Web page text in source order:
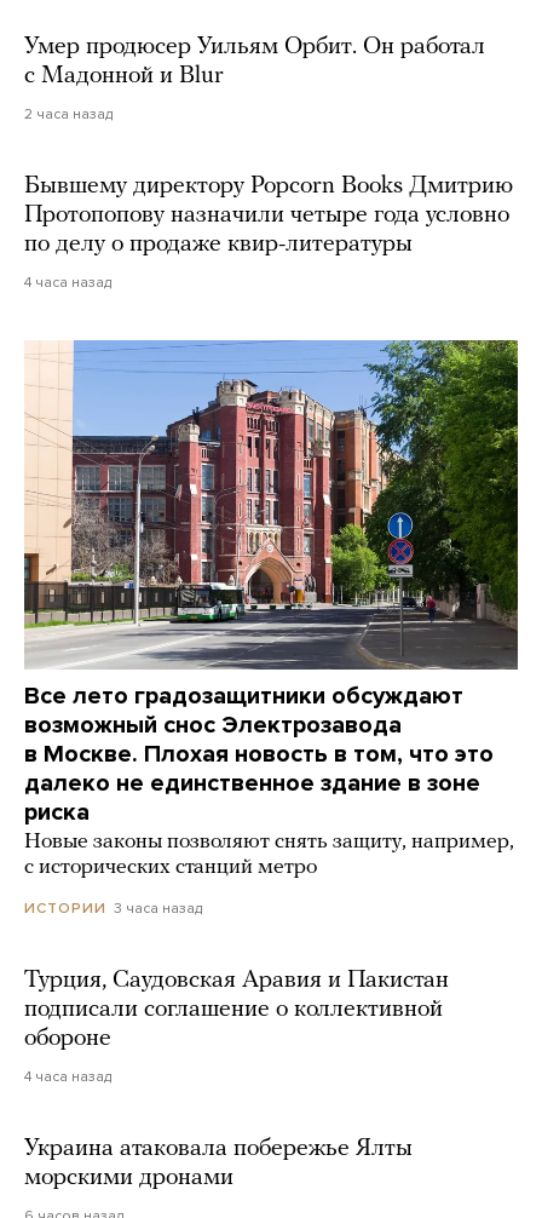
Умер продюсер Уильям Орбит. Он работал
с Мадонной и Blur
2 часа назад
Бывшему директору Popcorn Books Дмитрию
Протопопову назначили четыре года условно
по делу о продаже квир-литературы
4 часа назад
Все лето градозащитники обсуждают
возможный снос Электрозавода
в Москве. Плохая новость в том, что это
далеко не единственное здание в зоне
риска
Новые законы позволяют снять защиту, например,
с исторических станций метро
ИСТОРИИ 3 часа назад
Турция, Саудовская Аравия и Пакистан
подписали соглашение о коллективной
обороне
4 часа назад
Украина атаковала побережье Ялты
морскими дронами